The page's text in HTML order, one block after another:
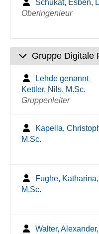
Schukat, Esben,
Oberingenieur
Gruppe Digitale
Lehde genannt
Kettler, Nils, M.Sc.
Gruppenleiter
Kapella,
M.Sc.
Fughe, Katharina,
M.Sc.
Walter, Alexander,